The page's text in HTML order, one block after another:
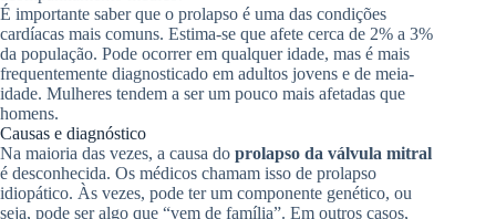
É importante saber que o prolapso é uma das condições
cardíacas mais comuns. Estima-se que afete cerca de 2% a 3%
da população. Pode ocorrer em qualquer idade, mas é mais
frequentemente diagnosticado em adultos jovens e de meia-
idade. Mulheres tendem a ser um pouco mais afetadas que
homens.
Causas e diagnóstico
Na maioria das vezes, a causa do prolapso da válvula mitral
é desconhecida. Os médicos chamam isso de prolapso
idiopático. Às vezes, pode ter um componente genético, ou
seja, pode ser algo que “vem de família”. Em outros casos,